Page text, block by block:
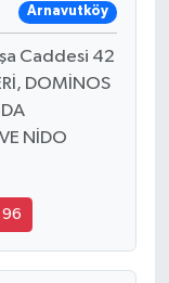
Arnavutköy
Caddesi 42
DOMİNOS
NİDO
96